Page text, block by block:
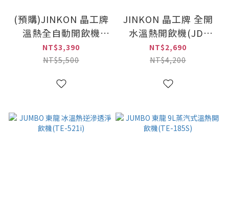
(預購)JINKON 晶工牌
溫熱全自動開飲機
(JD-3600)
NT$3,390
NT$5,500
JINKON 晶工牌 全開
水溫熱開飲機(JD-
1503)
NT$2,690
NT$4,200